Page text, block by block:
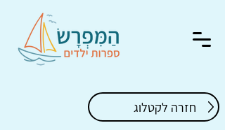
חזרה לקטלוג